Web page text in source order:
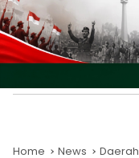
Home News Daerah